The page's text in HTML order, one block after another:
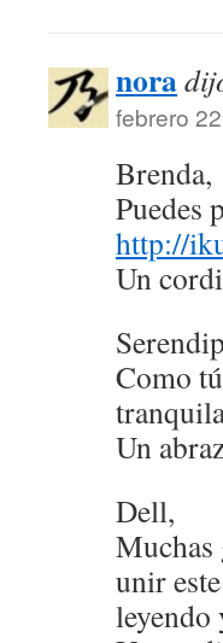
nora
febrero
Brenda,
Puedes
http://
Un
Como
Un
Dell,
Muchas
unir
leyendo